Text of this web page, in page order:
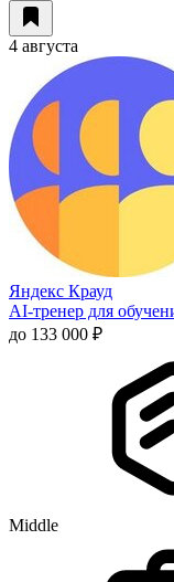
4 августа
Яндекс Крауд
AI-тренер для
до 133 000 ₽
Middle